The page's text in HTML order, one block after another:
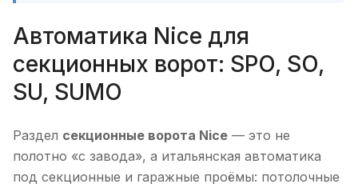
Автоматика Nice для
секционных ворот: SPO, SO,
SU, SUMO
Раздел секционные ворота Nice — это не
полотно «с завода», а итальянская автоматика
под секционные и гаражные проёмы: потолочные